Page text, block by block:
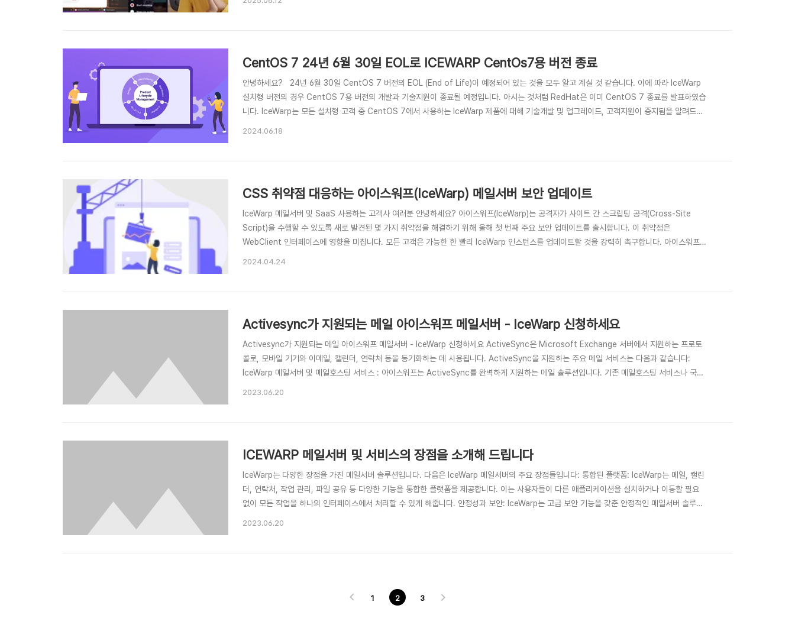
CentOS 7 24년 6월 30일 EOL로 ICEWARP CentOs7용 버전 종료
안녕하세요? 24년 6월 30일 CentOS 7 버전의 EOL (End of Life)이 예정되어 있는 것을 모두 알고 계실 것 같습니다. 이에 따라 IceWarp
설치형 버전의 경우 CentOS 7용 버전의 개발과 기술지원이 종료될 예정입니다. 아시는 것처럼 RedHat은 이미 CentOS 7 종료를 발표하였습
니다. IceWarp는 모든 설치형 고객 중 CentOS 7에서 사용하는 IceWarp 제품에 대해 기술개발 및 업그레이드, 고객지원이 중지됨을 알려드립
2024.06.18
CSS 취약점 대응하는 아이스워프(IceWarp) 메일서버 보안 업데이트
IceWarp 메일서버 및 SaaS 사용하는 고객사 여러분 안녕하세요? 아이스워프(IceWarp)는 공격자가 사이트 간 스크립팅 공격(Cross-Site
Script)을 수행할 수 있도록 새로 발견된 몇 가지 취약점을 해결하기 위해 올해 첫 번째 주요 보안 업데이트를 출시합니다. 이 취약점은
WebClient 인터페이스에 영향을 미칩니다. 모든 고객은 가능한 한 빨리 IceWarp 인스턴스를 업데이트할 것을 강력히 촉구합니다. 아이스워프
2024.04.24
Activesync가 지원되는 메일 아이스워프 메일서버 - IceWarp 신청하세요
Activesync가 지원되는 메일 아이스워프 메일서버 - IceWarp 신청하세요 ActiveSync은 Microsoft Exchange 서버에서 지원하는 프로토
콜로, 모바일 기기와 이메일, 캘린더, 연락처 등을 동기화하는 데 사용됩니다. ActiveSync을 지원하는 주요 메일 서비스는 다음과 같습니다:
IceWarp 메일서버 및 메일호스팅 서비스 : 아이스워프는 ActiveSync를 완벽하게 지원하는 메일 솔루션입니다. 기존 메일호스팅 서비스나 국내
2023.06.20
ICEWARP 메일서버 및 서비스의 장점을 소개해 드립니다
IceWarp는 다양한 장점을 가진 메일서버 솔루션입니다. 다음은 IceWarp 메일서버의 주요 장점들입니다: 통합된 플랫폼: IceWarp는 메일, 캘린
더, 연락처, 작업 관리, 파일 공유 등 다양한 기능을 통합한 플랫폼을 제공합니다. 이는 사용자들이 다른 애플리케이션을 설치하거나 이동할 필요
없이 모든 작업을 하나의 인터페이스에서 처리할 수 있게 해줍니다. 안정성과 보안: IceWarp는 고급 보안 기능을 갖춘 안정적인 메일서버 솔루션
2023.06.20
1 2 3